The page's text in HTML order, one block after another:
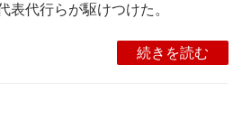
表代行らが駆けつけた。
続きを読む